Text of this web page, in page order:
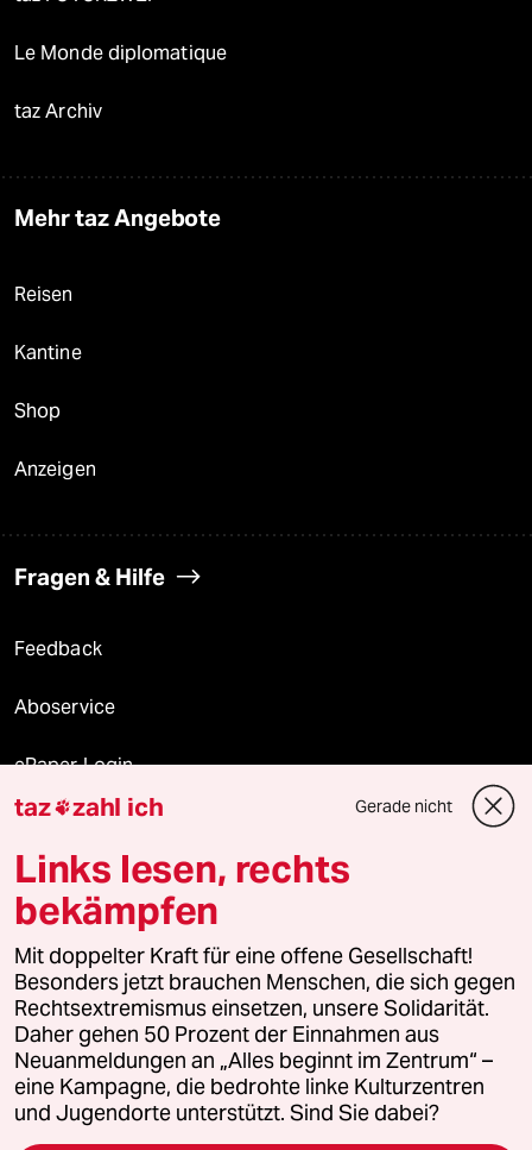
Le Monde diplomatique
taz Archiv
Mehr taz Angebote
Reisen
Kantine
Shop
Anzeigen
Fragen & Hilfe
Feedback
Aboservice
ePaper Login
Downloads für Abonnierende
© 2026 taz Verlags und Vertriebs GmbH
Alle Rechte vorbehalten. Bei rechtlichen Fragen oder für Genehmigungen
wenden Sie sich bitte an
lizenzen@taz.de
Feedback Redaktionsstatut Kommune-Richtlinien
Leitlinie Informant Datenschutz Impressum AGB
taz zahl ich Gerade nicht
Links lesen, rechts
bekämpfen
Mit doppelter Kraft für eine offene Gesellschaft!
Besonders jetzt brauchen Menschen, die sich gegen
Rechtsextremismus einsetzen, unsere Solidarität.
Daher gehen 50 Prozent der Einnahmen aus
Neuanmeldungen an „Alles beginnt im Zentrum“ –
eine Kampagne, die bedrohte linke Kulturzentren
und Jugendorte unterstützt. Sind Sie dabei?